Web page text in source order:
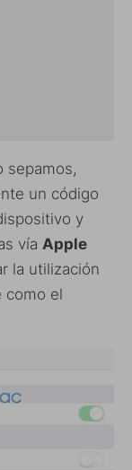
sepamos,
un código
y
vía Apple
la utilización
como el